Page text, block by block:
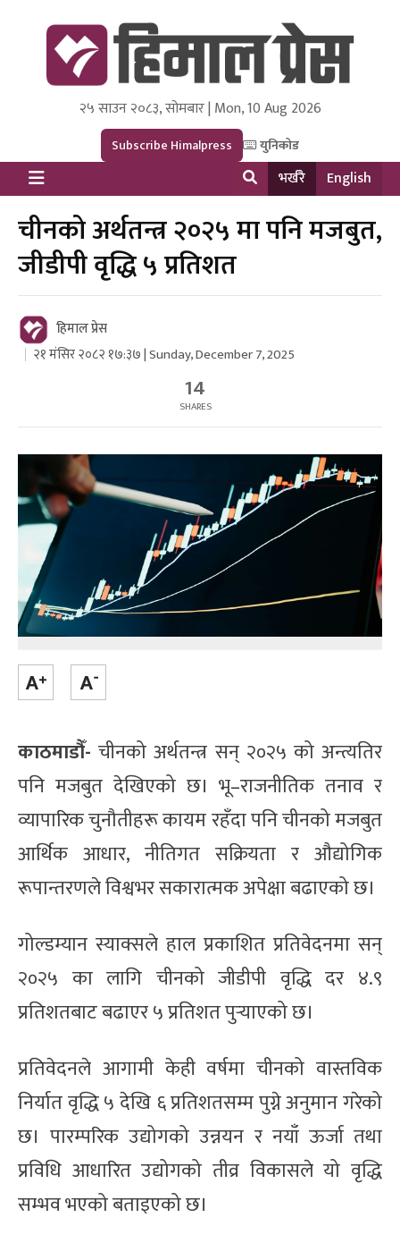
Himal Press
Dot NewsyNepal Media and Research Pvt Ltd.
२५ साउन २०८३, सोमबार | Mon, 10 Aug 2026
Subscribe Himalpress युनिकोड
भर्खरै English
चीनको अर्थतन्त्र २०२५ मा पनि मजबुत,
जीडीपी वृद्धि ५ प्रतिशत
हिमाल प्रेस
२१ मंसिर २०८२ १७:३७ | Sunday, December 7, 2025
14
SHARES
काठमाडौँ-चीनको अर्थतन्त्र सन् २०२५ को अन्त्यतिर
पनि मजबुत देखिएको छ। भू–राजनीतिक तनाव र
व्यापारिक चुनौतीहरू कायम रहँदा पनि चीनको मजबुत
आर्थिक आधार, नीतिगत सक्रियता र औद्योगिक
रूपान्तरणले विश्वभर सकारात्मक अपेक्षा बढाएको छ।
गोल्डम्यान स्याक्सले हाल प्रकाशित प्रतिवेदनमा सन्
२०२५ का लागि चीनको जीडीपी वृद्धि दर ४.९
प्रतिशतबाट बढाएर ५ प्रतिशत पुर्‍याएको छ।
प्रतिवेदनले आगामी केही वर्षमा चीनको वास्तविक
निर्यात वृद्धि ५ देखि ६ प्रतिशतसम्म पुग्ने अनुमान गरेको
छ। पारम्परिक उद्योगको उन्नयन र नयाँ ऊर्जा तथा
प्रविधि आधारित उद्योगको तीव्र विकासले यो वृद्धि
सम्भव भएको बताइएको छ।